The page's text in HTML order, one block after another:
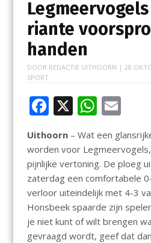
riante
handen
DOOR REDACTIE UITHOORN | 28
SPORT
F
e
b
o
o
k
X W
at
s
A
p
p
E
m
ai
l
Uithoorn– Wat een
worden voor
pijnlijke vertoning. De ploeg
zaterdag een comfortabele
verloor uiteindelijk met 4-3
Honsbeek spaarde zijn
je niet kunt of wilt brengen
gevraagd wordt, geef dat